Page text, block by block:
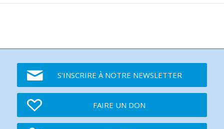
S'INSCRIRE À NOTRE NEWSLETTER
FAIRE UN DON